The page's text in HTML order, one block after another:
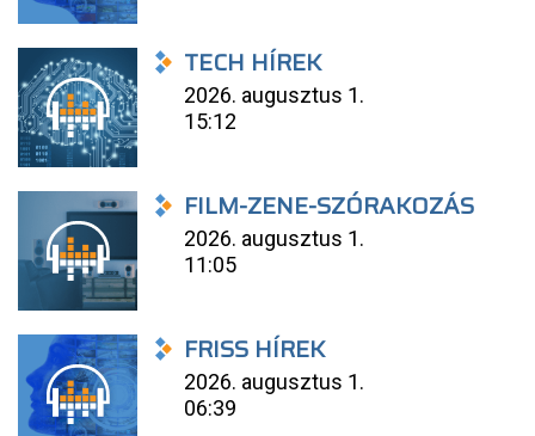
TECH HÍREK
2026. augusztus 1.
15:12
FILM-ZENE-SZÓRAKOZÁS
2026. augusztus 1.
11:05
FRISS HÍREK
2026. augusztus 1.
06:39